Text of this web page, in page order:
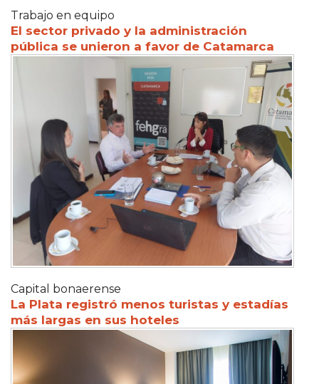
Trabajo en equipo
El sector privado y la administración
pública se unieron a favor de Catamarca
Capital bonaerense
La Plata registró menos turistas y estadías
más largas en sus hoteles